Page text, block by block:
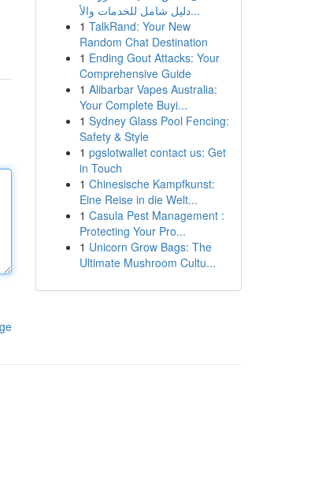
دليل شامل للخدمات والأ...
1 TalkRand: Your New
Random Chat Destination
1 Ending Gout Attacks: Your
Comprehensive Guide
1 Alibarbar Vapes Australia:
Your Complete Buyi...
1 Sydney Glass Pool Fencing:
Safety & Style
1 pgslotwallet contact us: Get
in Touch
1 Chinesische Kampfkunst:
Eine Reise in die Welt...
1 Casula Pest Management :
Protecting Your Pro...
1 Unicorn Grow Bags: The
Ultimate Mushroom Cultu...